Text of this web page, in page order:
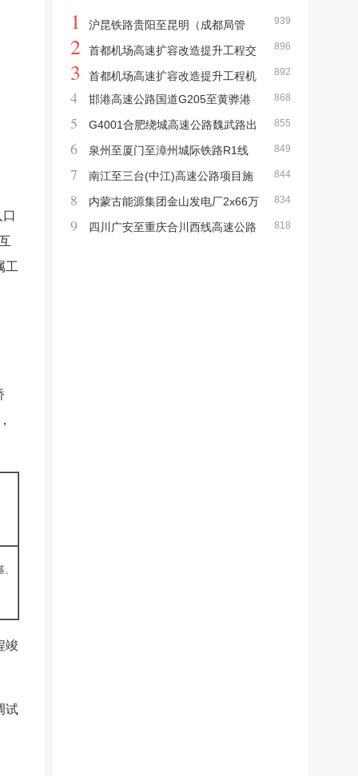
工
竣
试
939
1
沪昆铁路贵阳至昆明（成都局管
段）改造工程施工总价承包招标资格预审公
告
896
2
首都机场高速扩容改造提升工程交
通安全设施工程施工招标招标公告
892
3
首都机场高速扩容改造提升工程机
电和照明工程施工招标招标公告
868
4
邯港高速公路国道G205至黄骅港
段机电工程施工监理招标公告
855
5
G4001合肥绕城高速公路魏武路出
入口互通立交工程设计施工总承包招标公告849
6
泉州至厦门至漳州城际铁路R1线
（厦门段）土建工程监理（2标-4标） 招标
公告
844
7
南江至三台(中江)高速公路项目施
工监理JL1~JL6标段招标公告
834
8
内蒙古能源集团金山发电厂2x66万
千瓦煤电扩建项目运煤铁路专用线EPC总承818
9
四川广安至重庆合川西线高速公路